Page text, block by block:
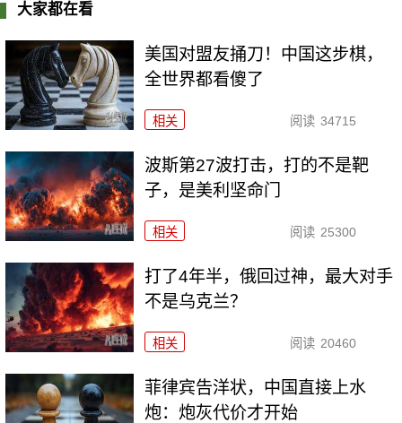
大家都在看
美国对盟友捅刀！中国这步棋，
全世界都看傻了
相关 阅读 34715
波斯第27波打击，打的不是靶
子，是美利坚命门
相关 阅读 25300
打了4年半，俄回过神，最大对手
不是乌克兰？
相关 阅读 20460
菲律宾告洋状，中国直接上水
炮：炮灰代价才开始